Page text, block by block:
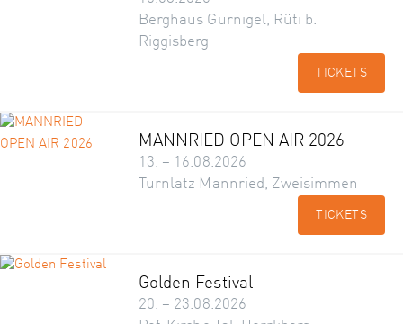
Berghaus Gurnigel, Rüti b.
Riggisberg
TICKETS
MANNRIED OPEN AIR 2026
13. – 16.08.2026
Turnlatz Mannried, Zweisimmen
TICKETS
Golden Festival
20. – 23.08.2026